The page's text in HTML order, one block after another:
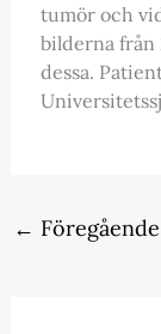
tumör och
bilderna från
dessa.
←